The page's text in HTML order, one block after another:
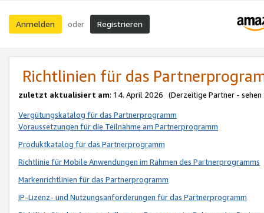
Anmelden oder Registrieren
Richtlinien für das
zuletzt aktualisiert am: 14. April 2026 (Derzeitige Partner - sehen
Vergütungskatalog für das Partnerprogramm
Voraussetzungen für die Teilnahme am Partnerprogramm
Produktkatalog für das Partnerprogramm
Richtlinie für Mobile Anwendungen im Rahmen des Partnerprogramms
Markenrichtlinien für das Partnerprogramm
IP-Lizenz- und Nutzungsanforderungen für das Partnerprogramm